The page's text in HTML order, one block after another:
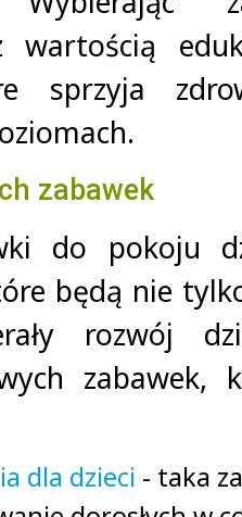
wartością
sprzyja
zabawek
do pokoju
będą nie
rozwój
zabawek,
dla dzieci - taka